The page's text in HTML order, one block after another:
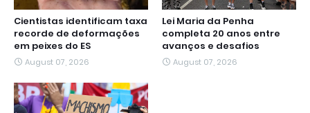
Cientistas identificam taxa
recorde de deformações
em peixes do ES
August 07, 2026
Lei Maria da Penha
completa 20 anos entre
avanços e desafios
August 07, 2026